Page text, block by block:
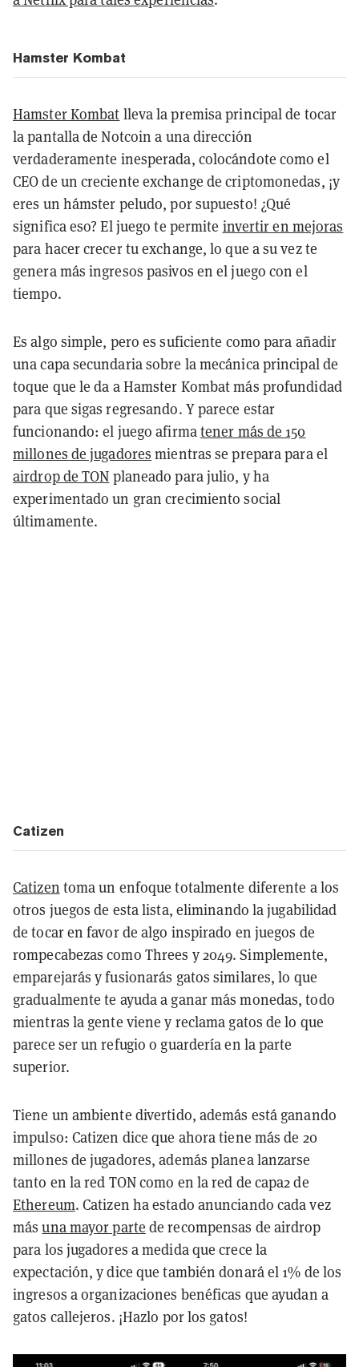
Hamster Kombat
Hamster Kombat lleva la premisa principal de tocar
la pantalla de Notcoin a una dirección
verdaderamente inesperada, colocándote como el
CEO de un creciente exchange de criptomonedas, ¡y
eres un hámster peludo, por supuesto! ¿Qué
significa eso? El juego te permite invertir en mejoras
para hacer crecer tu exchange, lo que a su vez te
genera más ingresos pasivos en el juego con el
tiempo.
Es algo simple, pero es suficiente como para añadir
una capa secundaria sobre la mecánica principal de
toque que le da a Hamster Kombat más profundidad
para que sigas regresando. Y parece estar
funcionando: el juego afirmatener más de 150
millones de jugadores mientras se prepara para el
airdrop de TON planeado para julio, y ha
experimentado un gran crecimiento social
últimamente.
Catizen
Catizen toma un enfoque totalmente diferente a los
otros juegos de esta lista, eliminando la jugabilidad
de tocar en favor de algo inspirado en juegos de
rompecabezas como Threes y 2049. Simplemente,
emparejarás y fusionarás gatos similares, lo que
gradualmente te ayuda a ganar más monedas, todo
mientras la gente viene y reclama gatos de lo que
parece ser un refugio o guardería en la parte
superior.
Tiene un ambiente divertido, además está ganando
impulso: Catizen dice que ahora tiene más de 20
millones de jugadores, además planea lanzarse
tanto en la red TON como en la red de capa2 de
Ethereum. Catizen ha estado anunciando cada vez
másuna mayor parte de recompensas de airdrop
para los jugadores a medida que crece la
expectación, y dice que también donará el 1% de los
ingresos a organizaciones benéficas que ayudan a
gatos callejeros. ¡Hazlo por los gatos!